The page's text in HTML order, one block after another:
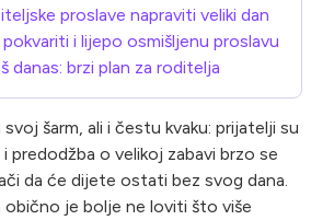
proslave napraviti veliki dan
i lijepo osmišljenu proslavu
danas: brzi plan za roditelja
šarm, ali i čestu kvaku: prijatelji su
predodžba o velikoj zabavi brzo se
da će dijete ostati bez svog dana.
obično je bolje ne loviti što više